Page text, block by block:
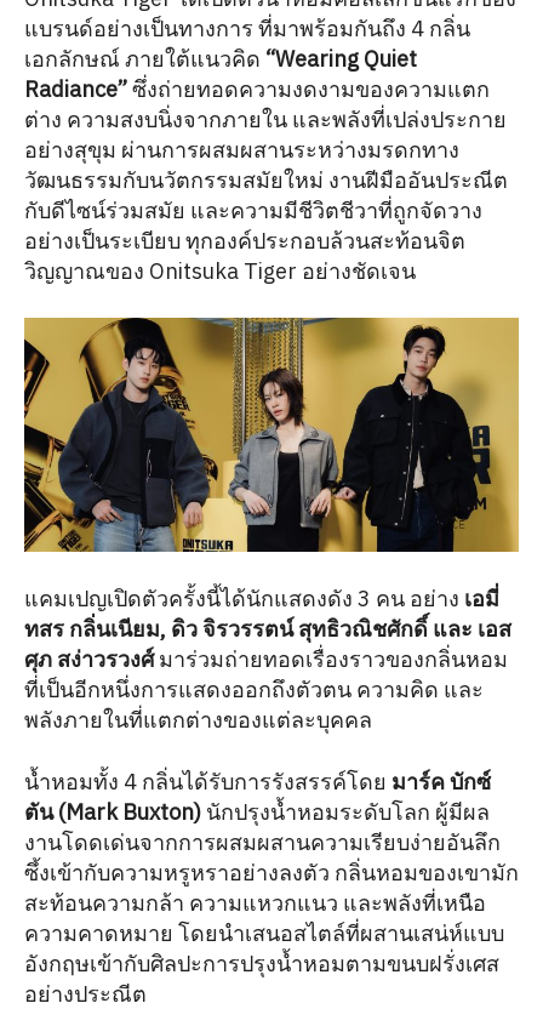
แบรนด์อย่างเป็นทางการ ที่มาพร้อมกันถึง 4 กลิ่น
เอกลักษณ์ ภายใต้แนวคิด “Wearing Quiet
Radiance”ซึ่งถ่ายทอดความงดงามของความแตก
ต่าง ความสงบนิ่งจากภายใน และพลังที่เปล่งประกาย
อย่างสุขุม ผ่านการผสมผสานระหว่างมรดกทาง
วัฒนธรรมกับนวัตกรรมสมัยใหม่ งานฝีมืออันประณีต
กับดีไซน์ร่วมสมัย และความมีชีวิตชีวาที่ถูกจัดวาง
อย่างเป็นระเบียบ ทุกองค์ประกอบล้วนสะท้อนจิต
วิญญาณของ Onitsuka Tiger อย่างชัดเจน
แคมเปญเปิดตัวครั้งนี้ได้นักแสดงดัง 3 คน อย่าง เอมี่
ทสร กลิ่นเนียม, ดิว จิรวรรตน์ สุทธิวณิชศักดิ์ และ เอส
ศุภ สง่าวรวงศ์มาร่วมถ่ายทอดเรื่องราวของกลิ่นหอม
ที่เป็นอีกหนึ่งการแสดงออกถึงตัวตน ความคิด และ
พลังภายในที่แตกต่างของแต่ละบุคคล
น้ำหอมทั้ง 4 กลิ่นได้รับการรังสรรค์โดย มาร์ค บักซ์
ตัน (Mark Buxton) นักปรุงน้ำหอมระดับโลก ผู้มีผล
งานโดดเด่นจากการผสมผสานความเรียบง่ายอันลึก
ซึ้งเข้ากับความหรูหราอย่างลงตัว กลิ่นหอมของเขามัก
สะท้อนความกล้า ความแหวกแนว และพลังที่เหนือ
ความคาดหมาย โดยนำเสนอสไตล์ที่ผสานเสน่ห์แบบ
อังกฤษเข้ากับศิลปะการปรุงน้ำหอมตามขนบฝรั่งเศส
อย่างประณีต